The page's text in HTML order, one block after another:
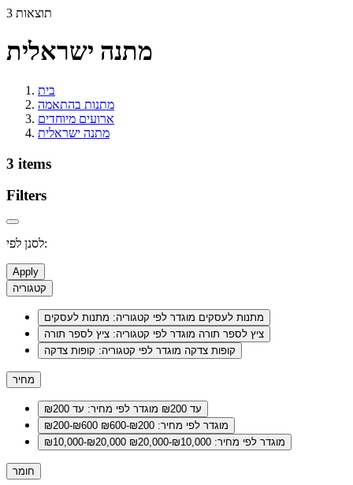
3 תוצאות
מתנה ישראלית
בית
מתנות בהתאמה
ארועים מיוחדים
מתנה ישראלית
3 items
Filters
לסנן לפי:
Apply
קטגוריה
מתנות לעסקים מוגדר לפי קטגוריה: מתנות לעסקים
ציץ לספר תורה מוגדר לפי קטגוריה: ציץ לספר תורה
קופות צדקה מוגדר לפי קטגוריה: קופות צדקה
מחיר
עד ₪200
מוגדר לפי מחיר: עד ₪200
₪200-₪600
מוגדר לפי מחיר: ₪200-₪600
₪10,000-₪20,000
מוגדר לפי מחיר: ₪10,000-₪20,000
חומר